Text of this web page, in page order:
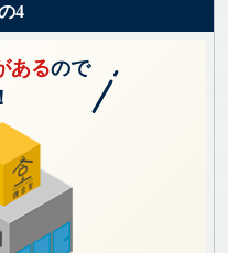
4
あるので